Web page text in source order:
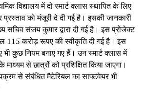
विद्यालय में दो स्मार्ट क्लास स्थापित के लिए
प्रस्ताव को मंजूरी दे दी गई है। इसकी जानकारी
सचिव संजय कुमार द्वारा दी गई है। इस प्रोजेक्ट
115 करोड़ रूपए की स्वीकृति दी गई है। इस
कुछ नियम बनाए गए हैं। उन स्मार्ट क्लास में
से छात्रों को प्रशिक्षित किया जाएगा।
से संबंधित मैटेरियल का साफ्टवेयर भी